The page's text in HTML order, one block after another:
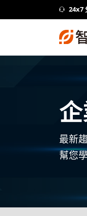
24x7
最新
幫您